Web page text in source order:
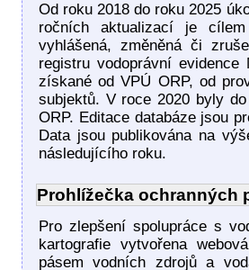
Od roku 2018 do roku 2025
ročních aktualizací je
vyhlášená, změněná či
registru vodoprávní
získané od VPÚ ORP, od
subjektů. V roce 2020 byly
ORP. Editace databáze jsou
Data jsou publikována na
následujícího roku.
Prohlížečka ochranných
Pro zlepšení spolupráce s
kartografie vytvořena
pásem vodních zdrojů a